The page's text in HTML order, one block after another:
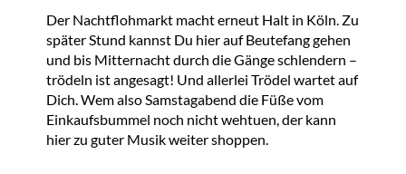
Der Nachtflohmarkt macht erneut Halt in Köln. Zu
später Stund kannst Du hier auf Beutefang gehen
und bis Mitternacht durch die Gänge schlendern –
trödeln ist angesagt! Und allerlei Trödel wartet auf
Dich. Wem also Samstagabend die Füße vom
Einkaufsbummel noch nicht wehtuen, der kann
hier zu guter Musik weiter shoppen.